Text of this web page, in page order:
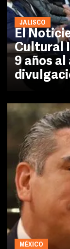
JALISCO
El
Cultural
9 años
MÉXICO